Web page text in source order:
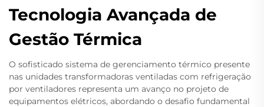
Tecnologia Avançada de
Gestão Térmica
O sofisticado sistema de gerenciamento térmico presente
nas unidades transformadoras ventiladas com refrigeração
por ventiladores representa um avanço no projeto de
equipamentos elétricos, abordando o desafio fundamental